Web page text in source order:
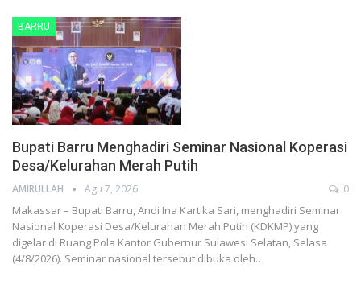
BARRU
Bupati Barru Menghadiri Seminar Nasional Koperasi
Desa/Kelurahan Merah Putih
AMIRULLAH Agu 7, 2026 0
Makassar – Bupati Barru, Andi Ina Kartika Sari, menghadiri Seminar
Nasional Koperasi Desa/Kelurahan Merah Putih (KDKMP) yang
digelar di Ruang Pola Kantor Gubernur Sulawesi Selatan, Selasa
(4/8/2026). Seminar nasional tersebut dibuka oleh…